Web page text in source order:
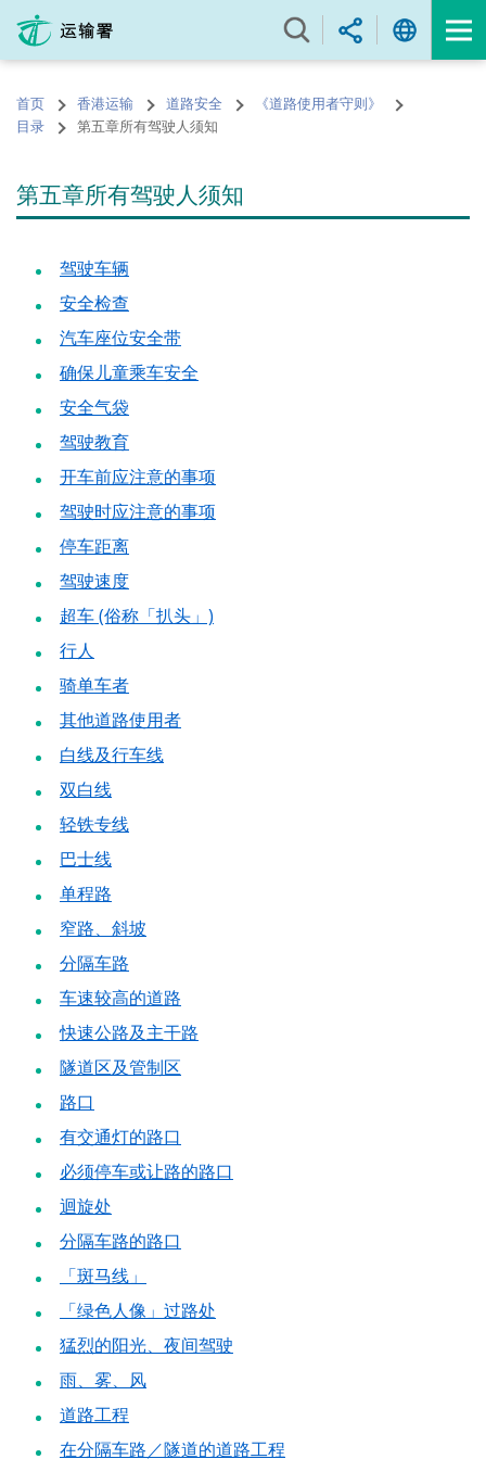
内
的首页 香港运输 道路安全
《道路使用者守则》
目录
第五章所有驾驶人须知
第五章所有驾驶人须知
驾驶车辆
安全检查
汽车座位安全带
确保儿童乘车安全
安全气袋
驾驶教育
开车前应注意的事项
驾驶时应注意的事项
停车距离
驾驶速度
超车 (俗称「扒头」)
行人
骑单车者
其他道路使用者
白线及行车线
双白线
轻铁专线
巴士线
单程路
窄路、斜坡
分隔车路
车速较高的道路
快速公路及主干路
隧道区及管制区
路口
有交通灯的路口
必须停车或让路的路口
迴旋处
分隔车路的路口
「斑马线」
「绿色人像」过路处
猛烈的阳光、夜间驾驶
雨、雾、风
道路工程
在分隔车路／隧道的道路工程